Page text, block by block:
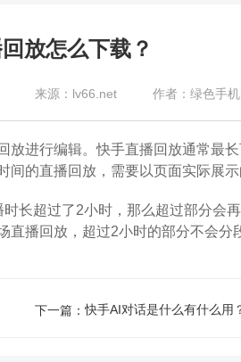
放怎么下载？
来源：lv66.net 作者：绿色手机
进行编辑。快手直播回放通常最长
的直播回放，需要以页面实际展示
超过了2小时，那么超过部分会
播回放，超过2小时的部分不会分
下一篇： 快手AI对话是什么有什么用